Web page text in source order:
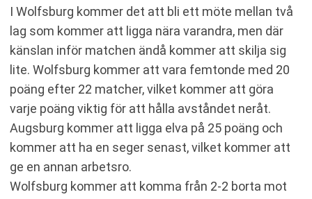
I Wolfsburg kommer det att bli ett möte mellan två
lag som kommer att ligga nära varandra, men där
känslan inför matchen ändå kommer att skilja sig
lite. Wolfsburg kommer att vara femtonde med 20
poäng efter 22 matcher, vilket kommer att göra
varje poäng viktig för att hålla avståndet neråt.
Augsburg kommer att ligga elva på 25 poäng och
kommer att ha en seger senast, vilket kommer att
ge en annan arbetsro.
Wolfsburg kommer att komma från 2-2 borta mot